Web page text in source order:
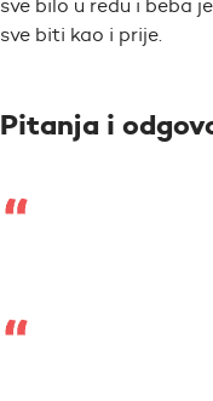
sve bilo u redu i beba
sve biti kao i prije.
Pitanja i